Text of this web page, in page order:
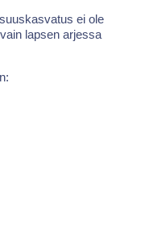
ei ole
lapsen arjessa